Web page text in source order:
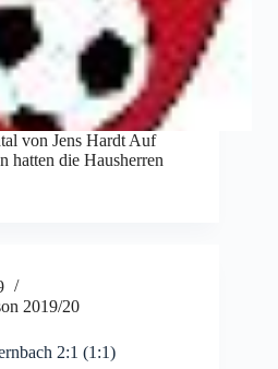
von Jens Hardt Auf
hatten die Hausherren
2019/20
2:1 (1:1)